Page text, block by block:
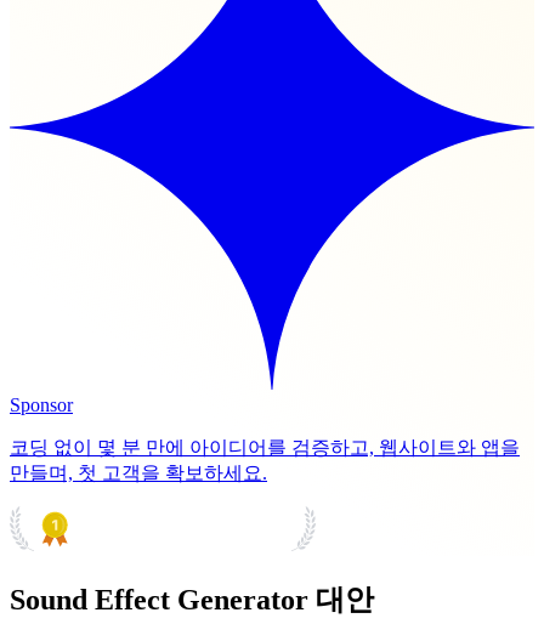
Sponsor
코딩 없이 몇 분 만에 아이디어를 검증하고, 웹사이트와 앱을
만들며, 첫 고객을 확보하세요.
Sound Effect Generator 대안